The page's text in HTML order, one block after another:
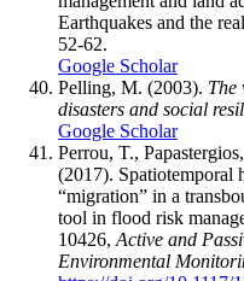
Earthquakes and the
52-62.
Google Scholar
Pelling, M. (2003). The
disasters and social
Google Scholar
Perrou, T.,
(2017). Spatiotemporal
“migration” in a
tool in flood risk
10426,Active and
Environmental